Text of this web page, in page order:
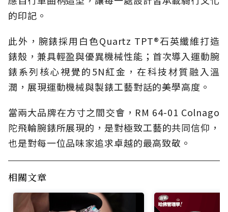
的印記。
此外，腕錶採用白色Quartz TPT®石英纖維打造
錶殼，兼具輕盈與優異機械性能；首次導入運動腕
錶系列核心視覺的5N紅金，在科技材質融入溫
潤，展現運動機械與製錶工藝對話的美學高度。
當兩大品牌在方寸之間交會，RM 64-01 Colnago
陀飛輪腕錶所展現的，是對極致工藝的共同信仰，
也是對每一位品味家追求卓越的最高致敬。
相關文章